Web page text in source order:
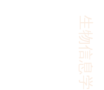
生物信息学